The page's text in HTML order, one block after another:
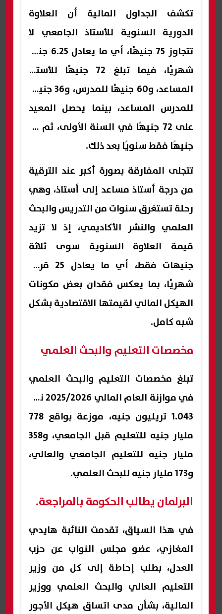
تكشف الجداول المالية أن العلاوة
الدورية السنوية للأستاذ الجامعي لا
تتجاوز 75 جنيهًا، أي ما يعادل 6.25 جنيه
شهريًا، فيما تبلغ 72 جنيهًا للأستاذ
المساعد، و60 جنيهًا للمدرس، و36 جنيهًا
للمدرس المساعد، بينما يحصل المعيد
على 72 جنيهًا في السنة الأولى، ثم 24
جنيهًا فقط سنويًا بعد ذلك.
تتجلى المفارقة بصورة أكبر عند الترقية
من درجة أستاذ مساعد إلى أستاذ، وهي
رحلة تستغرق سنوات من التدريس والبحث
العلمي والنشر الأكاديمي، إذ لا تزيد
قيمة العلاوة السنوية سوى ثلاثة
جنيهات فقط، أي ما يعادل 25 قرشًا
شهريًا، بما يعكس فقدان بعض مكونات
الهيكل المالي لقيمتها الاقتصادية بشكل
شبه كامل.
مخصصات التعليم والبحث العلمي
تبلغ مخصصات التعليم والبحث العلمي
في موازنة العام المالي 2025/2026 نحو
1.043 تريليون جنيه، موزعة بواقع 778
مليار جنيه للتعليم قبل الجامعي، و358
مليار جنيه للتعليم الجامعي والعالي،
و173 مليار جنيه للبحث العلمي.
البرلمان يطالب الحكومة بالمراجعة.
في هذا السياق، تقدمت النائبة هايدي
المغازي، عضو مجلس النواب عن حزب
العدل، بطلب إحاطة إلى كل من وزير
التعليم العالي والبحث العلمي ووزير
المالية، بشأن مدى اتساق هيكل الأجور